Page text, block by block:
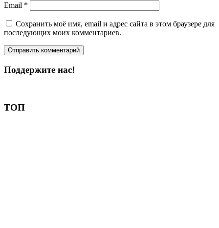
Email *
Сохранить моё имя, email и адрес сайта в этом браузере для
последующих моих комментариев.
Поддержите нас!
ТОП